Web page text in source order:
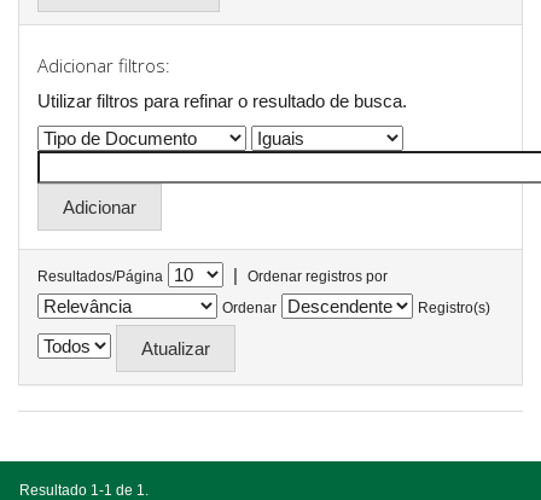
Adicionar filtros:
Utilizar filtros para refinar o resultado de busca.
Resultados/Página |
Ordenar registros por
Ordenar
Registro(s)
Resultado 1-1 de 1.